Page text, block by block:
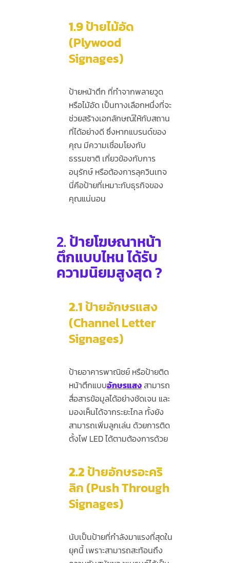
1.9ป้ายไม้อัด
(Plywood
Signages)
ป้ายหน้าตึก ที่ทำจากพลายวูด
หรือไม้อัด เป็นทางเลือกหนึ่งที่จะ
ช่วยสร้างเอกลักษณ์ให้กับสถาน
ที่ได้อย่างดี ซึ่งหากแบรนด์ของ
คุณ มีความเชื่อมโยงกับ
ธรรมชาติ เกี่ยวข้องกับการ
อนุรักษ์ หรือต้องการลุควินเทจ
นี่คือป้ายที่เหมาะกับธุรกิจของ
คุณแน่นอน
2.ป้ายโฆษณาหน้า
ตึกแบบไหน ได้รับ
ความนิยมสูงสุด ?
2.1ป้ายอักษรแสง
(Channel Letter
Signages)
ป้ายอาคารพาณิชย์ หรือป้ายติด
หน้าตึกแบบอักษรแสงสามารถ
สื่อสารข้อมูลได้อย่างชัดเจน และ
มองเห็นได้จากระยะไกล ทั้งยัง
สามารถเพิ่มลูกเล่น ด้วยการติด
ตั้งไฟ LED ได้ตามต้องการด้วย
2.2ป้ายอักษรอะคริ
ลิก (Push Through
Signages)
นับเป็นป้ายที่กำลังมาแรงที่สุดใน
ยุคนี้ เพราะสามารถสะท้อนถึง